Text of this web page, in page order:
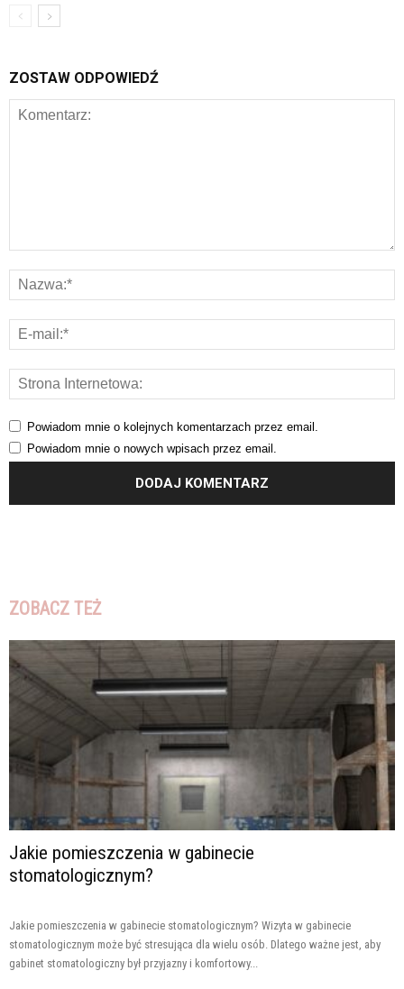
ZOSTAW ODPOWIEDŹ
Powiadom mnie o kolejnych komentarzach przez email.
Powiadom mnie o nowych wpisach przez email.
ZOBACZ TEŻ
Jakie pomieszczenia w gabinecie
stomatologicznym?
Jakie pomieszczenia w gabinecie stomatologicznym? Wizyta w gabinecie
stomatologicznym może być stresująca dla wielu osób. Dlatego ważne jest, aby
gabinet stomatologiczny był przyjazny i komfortowy...